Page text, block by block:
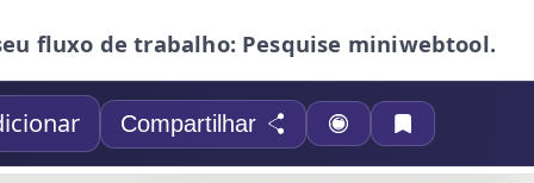
fluxo de trabalho: Pesquise miniwebtool.
Compartilhar